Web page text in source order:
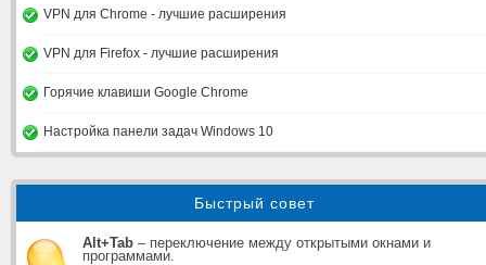
VPN для Chrome - лучшие расширения
VPN для Firefox - лучшие расширения
Горячие клавиши Google Chrome
Настройка панели задач Windows 10
Быстрый совет
Alt+Tab – переключение между открытыми окнами и
программами.